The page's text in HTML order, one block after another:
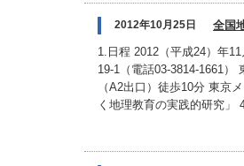
2012年10月25日
全国
1.日程 2012（平成24）年
19-1（電話03-3814-1661）
（A2出口）徒歩10分 東京
く地理教育の実践的研究